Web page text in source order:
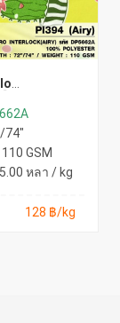
74"
GSM
หลา / kg
128 ฿/kg